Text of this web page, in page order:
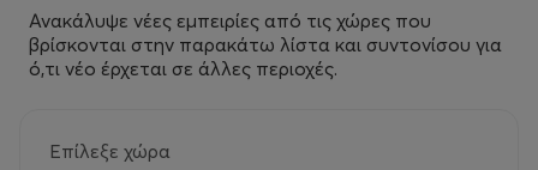
Ανακάλυψε νέες εμπειρίες από τις χώρες που
βρίσκονται στην παρακάτω λίστα και συντονίσου για
ό,τι νέο έρχεται σε άλλες περιοχές.
Επίλεξε χώρα